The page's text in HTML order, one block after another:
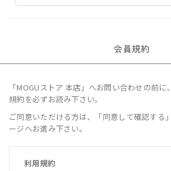
会員規約
「MOGUストア 本店」へお問い合わせの前
規約を必ずお読み下さい。
ご同意いただける方は、「同意して確認する
ージへお進み下さい。
利用規約